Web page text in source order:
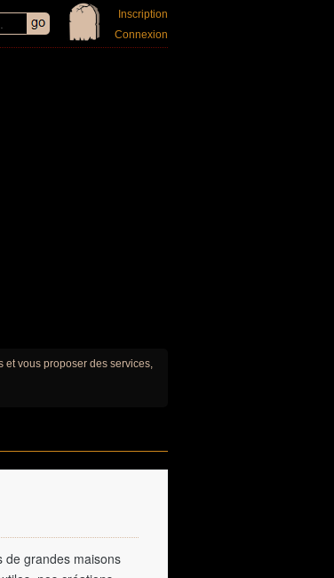
Inscription
Connexion
et vous proposer des services,
de grandes maisons